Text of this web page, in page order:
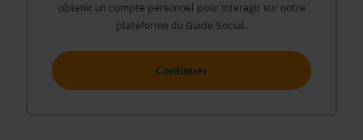
obtenir un compte personnel pour interagir sur notre
plateforme du Guide Social.
Continuer